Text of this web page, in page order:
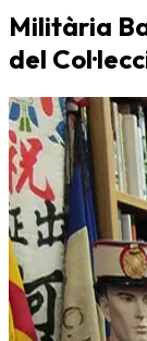
Militària
del